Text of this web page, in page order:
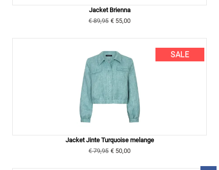
Jacket Brienna
€ 89,95 € 55,00
SALE
Jacket Jinte Turquoise melange
€ 79,95 € 50,00